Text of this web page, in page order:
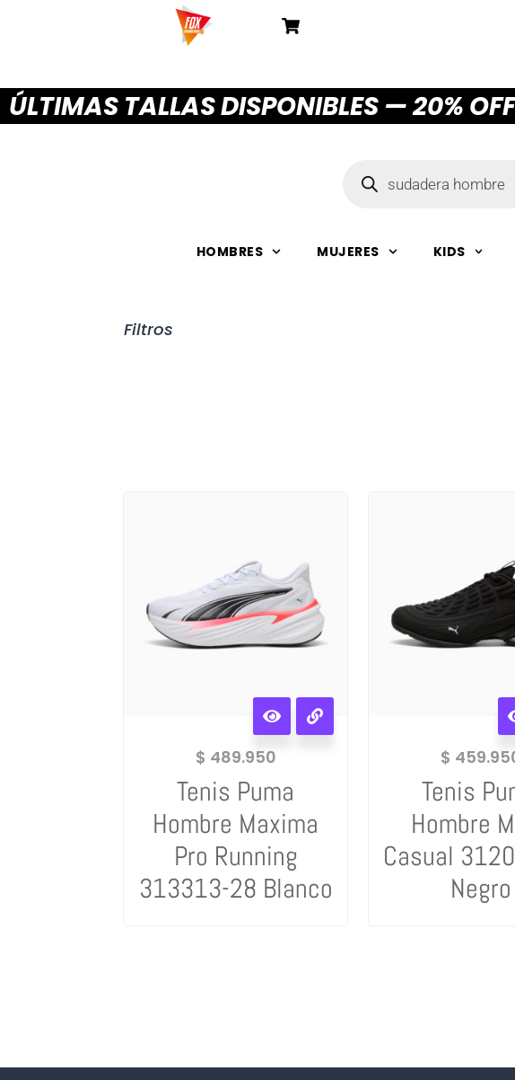
ÚLTIMAS TALLAS DISPONIBLES — 20%
HOMBRES MUJERES KIDS
Filtros
$ 489.950
Tenis Puma
Hombre Maxima
Pro Running
313313-28 Blanco
$
Tenis
Hombre
Casual
Negro